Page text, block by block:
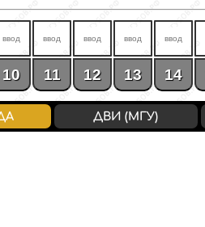
10 11 12 13 14
ДВИ (МГУ)